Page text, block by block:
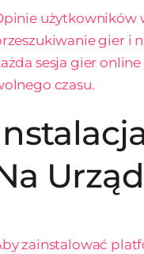
użytkowników
gier i
sesja gier
czasu.
zainstalować